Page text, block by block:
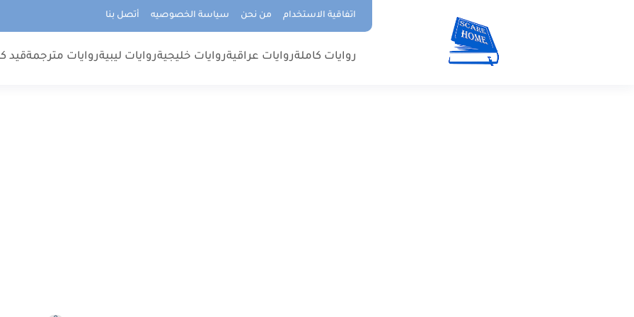
اتفاقية الاستخدام من نحن سياسة الخصوصيه أتصل بنا
روايات كاملةروايات عراقيةروايات خليجيةروايات ليبيةروايات مترجمةقيد